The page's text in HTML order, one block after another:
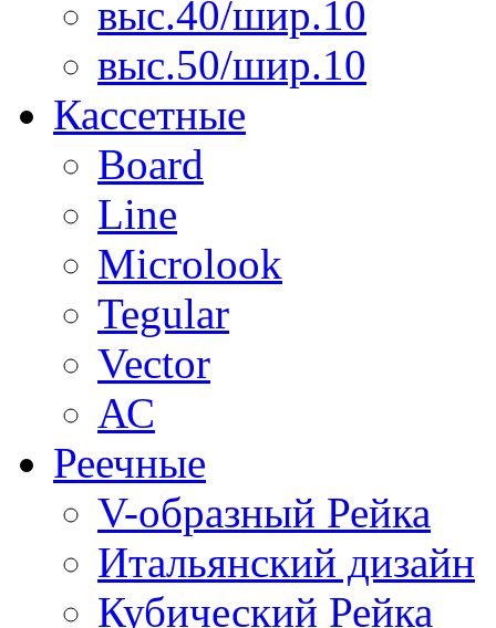
выс.40/шир.10
выс.50/шир.10
Кассетные
Board
Line
Microlook
Tegular
Vector
АС
Реечные
V-образный Рейка
Итальянский дизайн
Кубический Рейка